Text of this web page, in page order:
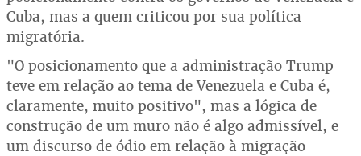
Cuba, mas a quem criticou por sua política
migratória.
"O posicionamento que a administração Trump
teve em relação ao tema de Venezuela e Cuba é,
claramente, muito positivo", mas a lógica de
construção de um muro não é algo admissível, e
um discurso de ódio em relação à migração